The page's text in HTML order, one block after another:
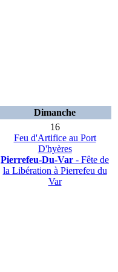
Dimanche
16
Feu d'Artifice au Port
D'hyères
Pierrefeu-Du-Var - Fête de
la Libération à Pierrefeu du
Var